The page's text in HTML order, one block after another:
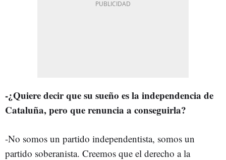
-¿Quiere decir que su sueño es la independencia de
Cataluña, pero que renuncia a conseguirla?
-No somos un partido independentista, somos un
partido soberanista. Creemos que el derecho a la